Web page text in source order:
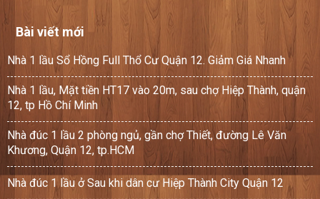
Bài viết mới
Nhà 1 lầu Sổ Hồng Full Thổ Cư Quận 12. Giảm Giá Nhanh
Nhà 1 lầu, Mặt tiền HT17 vào 20m, sau chợ Hiệp Thành, quận
12, tp Hồ Chí Minh
Nhà đúc 1 lầu 2 phòng ngủ, gần chợ Thiết, đường Lê Văn
Khương, Quận 12, tp.HCM
Nhà đúc 1 lầu ở Sau khi dân cư Hiệp Thành City Quận 12